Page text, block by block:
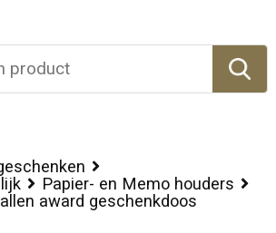
Papier- en Memo houders
award geschenkdoos